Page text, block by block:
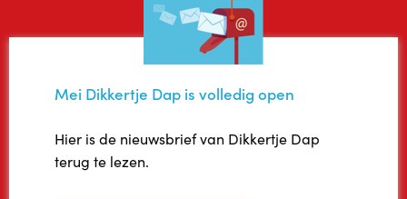
Mei Dikkertje Dap is volledig open
Hier is de nieuwsbrief van Dikkertje Dap
terug te lezen.